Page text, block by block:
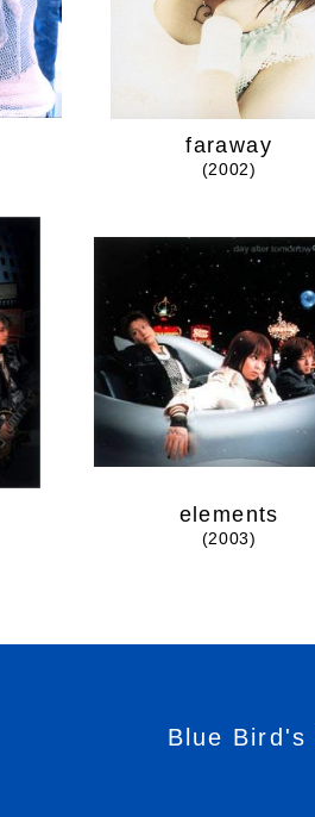
faraway
(2002)
elements
(2003)
Blue Bird's